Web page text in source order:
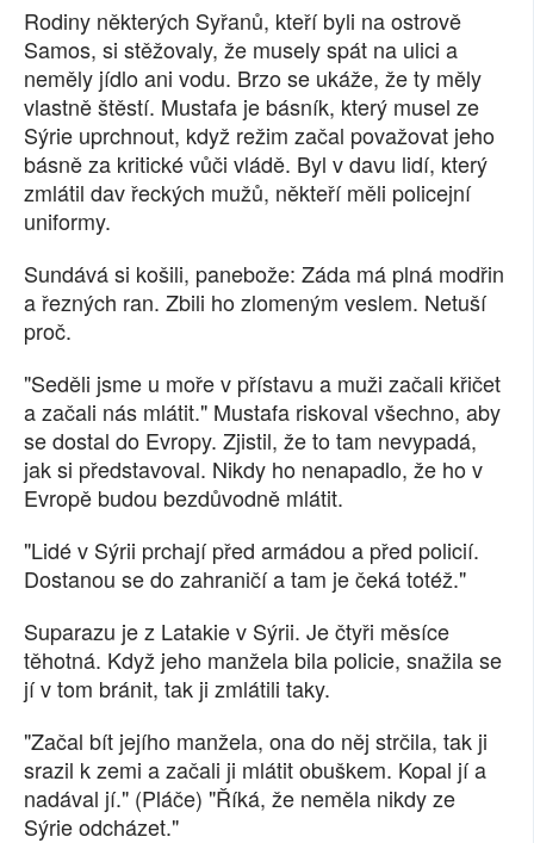
RUBRIKY
PLNÁ VERZE STRÁNEK
Rodiny některých Syřanů, kteří byli na ostrově
Samos, si stěžovaly, že musely spát na ulici a
neměly jídlo ani vodu. Brzo se ukáže, že ty měly
vlastně štěstí. Mustafa je básník, který musel ze
Sýrie uprchnout, když režim začal považovat jeho
básně za kritické vůči vládě. Byl v davu lidí, který
zmlátil dav řeckých mužů, někteří měli policejní
uniformy.
Sundává si košili, panebože: Záda má plná modřin
a řezných ran. Zbili ho zlomeným veslem. Netuší
proč.
"Seděli jsme u moře v přístavu a muži začali křičet
a začali nás mlátit." Mustafa riskoval všechno, aby
se dostal do Evropy. Zjistil, že to tam nevypadá,
jak si představoval. Nikdy ho nenapadlo, že ho v
Evropě budou bezdůvodně mlátit.
"Lidé v Sýrii prchají před armádou a před policií.
Dostanou se do zahraničí a tam je čeká totéž."
Suparazu je z Latakie v Sýrii. Je čtyři měsíce
těhotná. Když jeho manžela bila policie, snažila se
jí v tom bránit, tak ji zmlátili taky.
"Začal bít jejího manžela, ona do něj strčila, tak ji
srazil k zemi a začali ji mlátit obuškem. Kopal jí a
nadával jí." (Pláče) "Říká, že neměla nikdy ze
Sýrie odcházet."